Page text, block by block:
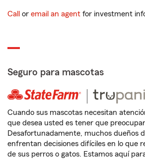
Call or email an agent for investment
Seguro para mascotas
Cuando sus mascotas necesitan
que desea usted es tener que
Desafortunadamente, muchos dueños
enfrentan decisiones difíciles en lo que
de sus perros o gatos. Estamos aquí